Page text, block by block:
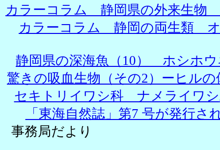
カラーコラム 静岡県の外来生物
カラーコラム 静岡の両生類
静岡県の深海魚（10） ホシホ
驚きの吸血生物（その2）ーヒルの
セキトリイワシ科 ナメライワシ
「東海自然誌」第7 号が発行さ
事務局